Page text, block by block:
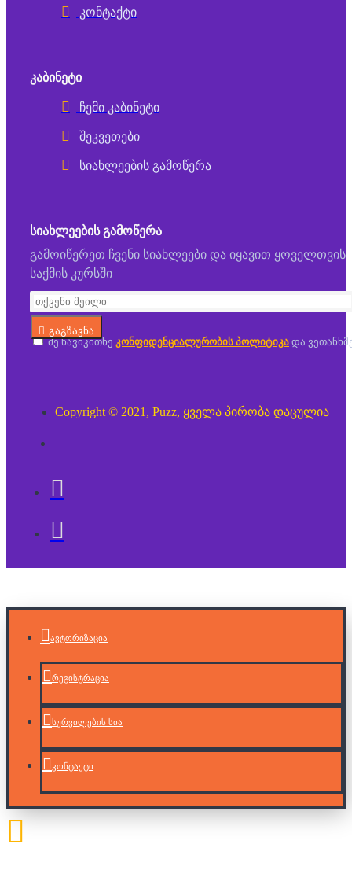
კონტაქტი
ᲙᲐᲑᲘᲜᲔᲢᲘ
ჩემი კაბინეტი
შეკვეთები
სიახლეების გამოწერა
ᲡᲘᲐᲮᲚᲔᲔᲑᲘᲡ ᲒᲐᲛᲝᲬᲔᲠᲐ
გამოიწერეთ ჩვენი სიახლეები და იყავით ყოველთვის
საქმის კურსში
გაგზავნა
მე წავიკითხე კონფიდენციალურობის პოლიტიკა და
Copyright © 2021, Puzz, ყველა პირობა დაცულია
ავტორიზაცია
რეგისტრაცია
სურვილების სია
კონტაქტი